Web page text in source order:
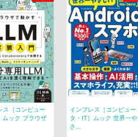
ス［コンピュー
ムック ブラウザ
インプレス［コンピュー
タ・IT］ムック 世界一や
さ...